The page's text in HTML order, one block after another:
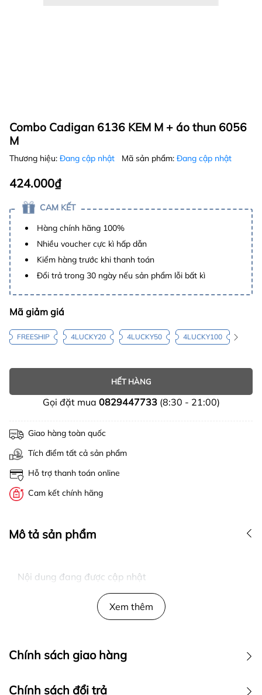
Combo Cadigan 6136 KEM M + áo thun 6056
M
Thương hiệu: Đang cập nhật Mã sản phẩm: Đang cập nhật
424.000₫
CAM KẾT
Hàng chính hãng 100%
Nhiều voucher cực kì hấp dẫn
Kiểm hàng trước khi thanh toán
Đổi trả trong 30 ngày nếu sản phẩm lỗi bất kì
Mã giảm giá
FREESHIP 4LUCKY20 4LUCKY50 4LUCKY100
HẾT HÀNG
Gọi đặt mua 0829447733(8:30 - 21:00)
Giao hàng toàn quốc
Tích điểm tất cả sản phẩm
Hỗ trợ thanh toán online
Cam kết chính hãng
Mô tả sản phẩm
Nội dung đang được cập nhật
Xem thêm
Chính sách giao hàng
Chính sách đổi trả